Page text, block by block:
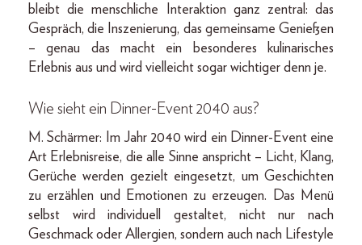
bleibt die menschliche Interaktion ganz zentral: das
Gespräch, die Inszenierung, das gemeinsame Genießen
– genau das macht ein besonderes kulinarisches
Erlebnis aus und wird vielleicht sogar wichtiger denn je.
Wie sieht ein Dinner-Event 2040 aus?
M. Schärmer: Im Jahr 2040 wird ein Dinner-Event eine
Art Erlebnisreise, die alle Sinne anspricht – Licht, Klang,
Gerüche werden gezielt eingesetzt, um Geschichten
zu erzählen und Emotionen zu erzeugen. Das Menü
selbst wird individuell gestaltet, nicht nur nach
Geschmack oder Allergien, sondern auch nach Lifestyle